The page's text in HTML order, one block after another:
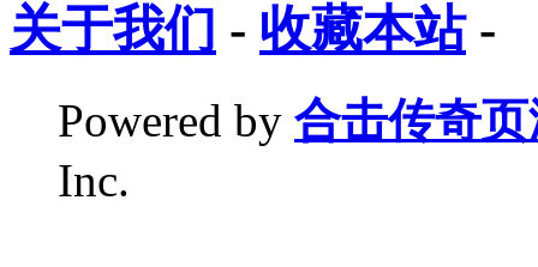
关于我们 - 收藏本站-
Powered by 合击传奇
Inc.